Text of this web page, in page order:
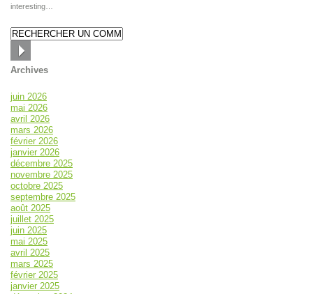
interesting…
Archives
juin 2026
mai 2026
avril 2026
mars 2026
février 2026
janvier 2026
décembre 2025
novembre 2025
octobre 2025
septembre 2025
août 2025
juillet 2025
juin 2025
mai 2025
avril 2025
mars 2025
février 2025
janvier 2025